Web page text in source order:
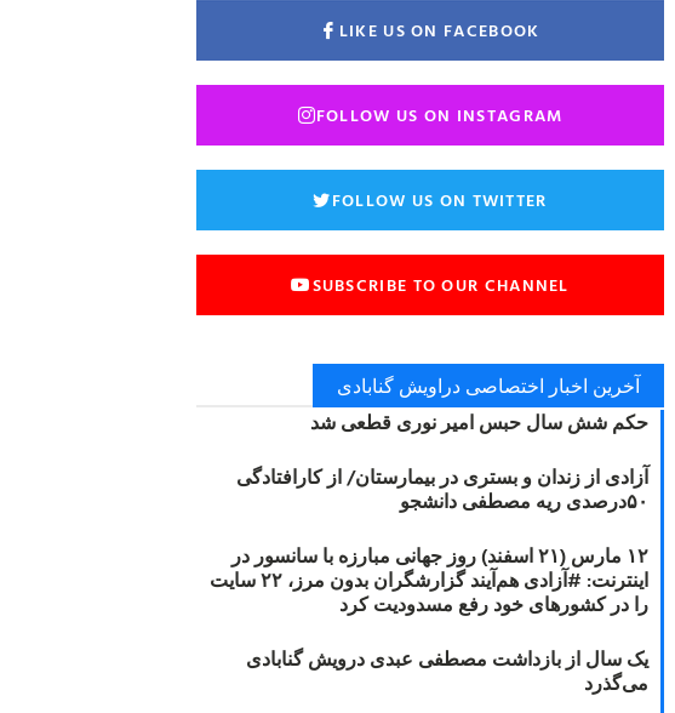
LIKE US ON FACEBOOK
FOLLOW US ON INSTAGRAM
FOLLOW US ON TWITTER
SUBSCRIBE TO OUR CHANNEL
آخرین اخبار اختصاصی دراویش گنابادی
حکم شش سال حبس امیر نوری قطعی شد
آزادی از زندان و بستری در بیمارستان/ از کارافتادگی
۵۰درصدی ریه مصطفی دانشجو
۱۲ مارس (۲۱ اسفند) روز جهانی مبارزه با سانسور در
اینترنت: #آزادی هم‌آیند گزارشگران‌ بدون مرز، ۲۲ سایت
را در کشورهای خود رفع مسدودیت کرد
یک سال از بازداشت مصطفی عبدی درویش گنابادی
می‌گذرد